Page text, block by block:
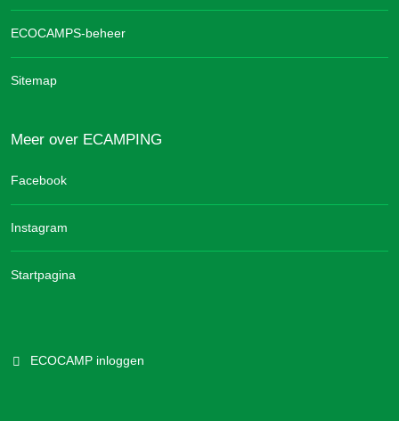
ECOCAMPS-beheer
Sitemap
Meer over ECAMPING
Facebook
Instagram
Startpagina
ECOCAMP inloggen